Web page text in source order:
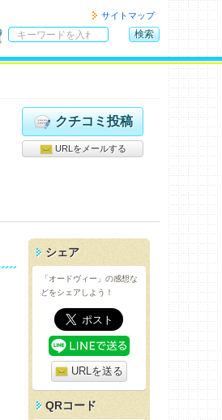
サイトマップ
検索
クチコミ投稿
URLをメールする
シェア
「オードヴィー」の感想な
どをシェアしよう！
URLを送る
QRコード